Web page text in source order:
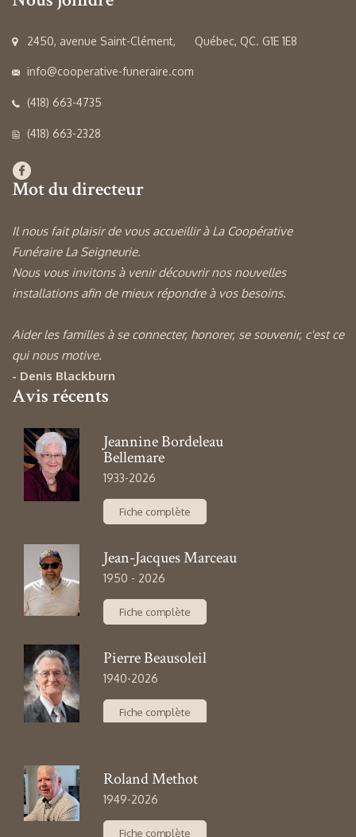
2450, avenue Saint-Clément, Québec, QC. G1E 1E8
info@cooperative-funeraire.com
(418) 663-4735
(418) 663-2328
Mot du directeur
Il nous fait plaisir de vous accueillir à La Coopérative
Funéraire La Seigneurie.
Nous vous invitons à venir découvrir nos nouvelles
installations afin de mieux répondre à vos besoins.
Aider les familles à se connecter, honorer, se souvenir, c'est ce
qui nous motive.
- Denis Blackburn
Avis récents